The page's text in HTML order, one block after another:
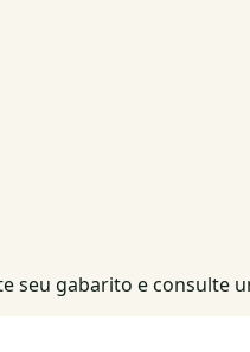
seu gabarito e consulte